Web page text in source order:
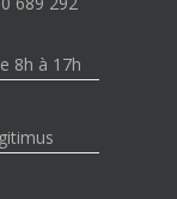
8h à 17h